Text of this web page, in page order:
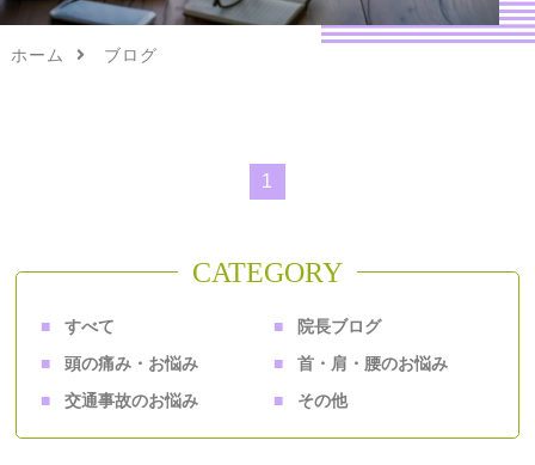
ホーム ブログ
1
CATEGORY
すべて
院長ブログ
頭の痛み・お悩み
首・肩・腰のお悩み
交通事故のお悩み
その他